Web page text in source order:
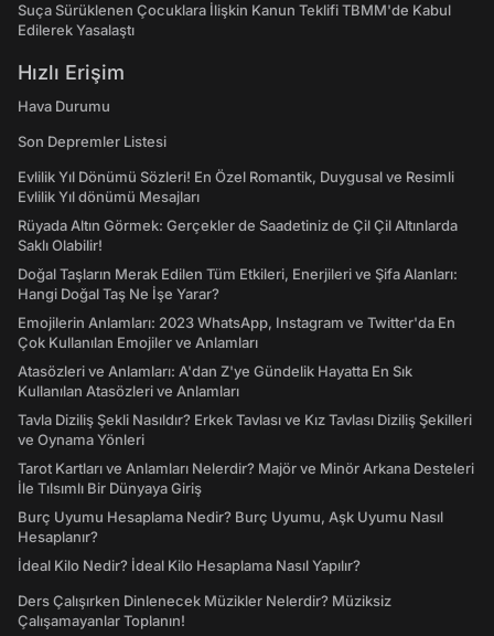
Suça Sürüklenen Çocuklara İlişkin Kanun Teklifi TBMM'de Kabul
Edilerek Yasalaştı
Hızlı Erişim
Hava Durumu
Son Depremler Listesi
Evlilik Yıl Dönümü Sözleri! En Özel Romantik, Duygusal ve Resimli
Evlilik Yıl dönümü Mesajları
Rüyada Altın Görmek: Gerçekler de Saadetiniz de Çil Çil Altınlarda
Saklı Olabilir!
Doğal Taşların Merak Edilen Tüm Etkileri, Enerjileri ve Şifa Alanları:
Hangi Doğal Taş Ne İşe Yarar?
Emojilerin Anlamları: 2023 WhatsApp, Instagram ve Twitter'da En
Çok Kullanılan Emojiler ve Anlamları
Atasözleri ve Anlamları: A'dan Z'ye Gündelik Hayatta En Sık
Kullanılan Atasözleri ve Anlamları
Tavla Diziliş Şekli Nasıldır? Erkek Tavlası ve Kız Tavlası Diziliş Şekilleri
ve Oynama Yönleri
Tarot Kartları ve Anlamları Nelerdir? Majör ve Minör Arkana Desteleri
İle Tılsımlı Bir Dünyaya Giriş
Burç Uyumu Hesaplama Nedir? Burç Uyumu, Aşk Uyumu Nasıl
Hesaplanır?
İdeal Kilo Nedir? İdeal Kilo Hesaplama Nasıl Yapılır?
Ders Çalışırken Dinlenecek Müzikler Nelerdir? Müziksiz
Çalışamayanlar Toplanın!